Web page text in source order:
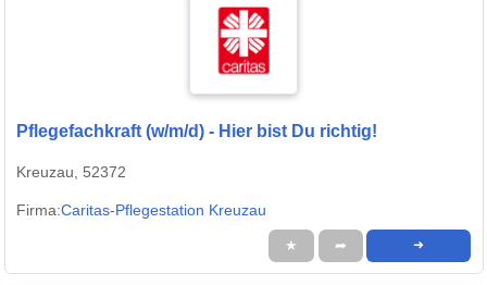
Pflegefachkraft (w/m/d) - Hier bist Du richtig!
Kreuzau, 52372
Firma:Caritas-Pflegestation Kreuzau
★ ➦ ➜